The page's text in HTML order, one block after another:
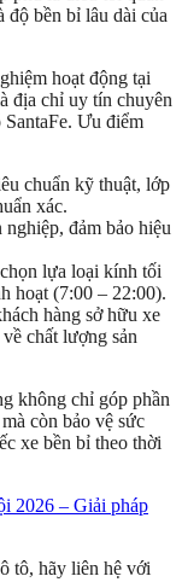
độ bền bỉ lâu dài của
hoạt động tại
địa chỉ uy tín chuyên
Ưu điểm
chuẩn kỹ thuật, lớp
xác.
đảm bảo hiệu
lựa loại kính tối
hoạt (7:00 – 22:00).
hàng sở hữu xe
chất lượng sản
không chỉ góp phần
còn bảo vệ sức
xe bền bỉ theo thời
2026 – Giải pháp
tô, hãy liên hệ với